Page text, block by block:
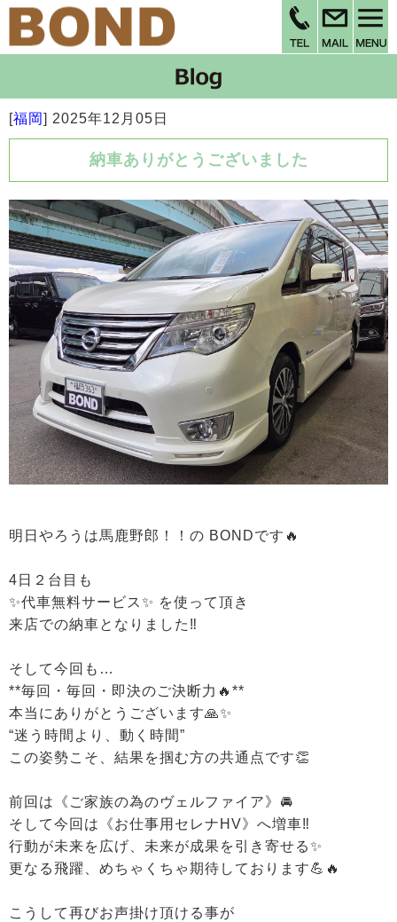
[福岡] 2025年12月05日
納車ありがとうございました
明日やろうは馬鹿野郎！！の BONDです🔥
4日２台目も
✨代車無料サービス✨ を使って頂き
来店での納車となりました‼️
そして今回も…
**毎回・毎回・即決のご決断力🔥**
本当にありがとうございます🙏✨
“迷う時間より、動く時間”
この姿勢こそ、結果を掴む方の共通点です👏
前回は《ご家族の為のヴェルファイア》🚘
そして今回は《お仕事用セレナHV》へ増車‼️
行動が未来を広げ、未来が成果を引き寄せる✨
更なる飛躍、めちゃくちゃ期待しております💪🔥
こうして再びお声掛け頂ける事が